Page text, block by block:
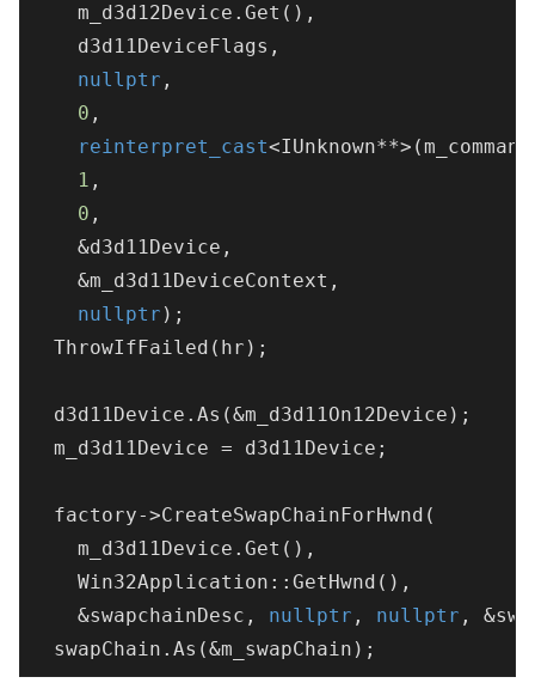
    m_d3d12Device.Get(),
    d3d11DeviceFlags,
nullptr ,
0 ,
reinterpret_cast
1 ,
0 ,
    &d3d11Device,
    &m_d3d11DeviceContext,
nullptr );
  ThrowIfFailed(hr);
  d3d11Device.As(&m_d3d11On12Device);
  m_d3d11Device = d3d11Device;
  factory->CreateSwapChainForHwnd(
    m_d3d11Device.Get(),
    Win32Application::GetHwnd(),
    &swapchainDesc,
nullptr , nullptr ,